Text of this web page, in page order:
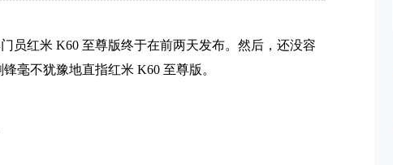
员红米 K60 至尊版终于在前两天发布。然后，还没容
毫不犹豫地直指红米 K60 至尊版。